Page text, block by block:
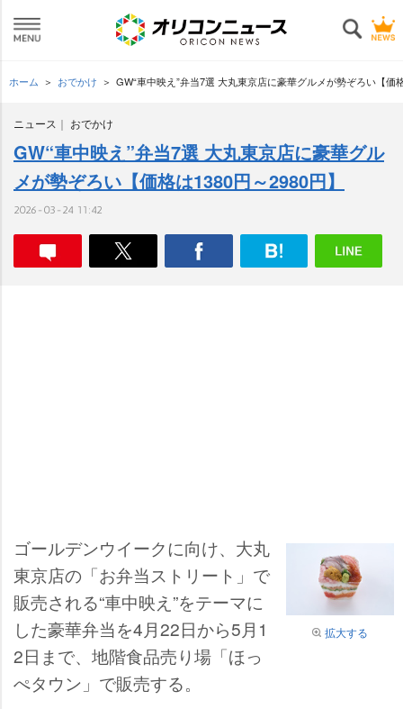
ホーム おでかけ GW“車中映え”弁当7選 大丸東京店に豪華グルメが勢ぞろい【価
ニュース おでかけ
GW“車中映え”弁当7選 大丸東京店に豪華グル
メが勢ぞろい【価格は1380円～2980円】
2026-03-24 11:42
拡大する
ゴールデンウイークに向け、大丸
東京店の「お弁当ストリート」で
販売される“車中映え”をテーマに
した豪華弁当を4月22日から5月1
2日まで、地階食品売り場「ほっ
ぺタウン」で販売する。